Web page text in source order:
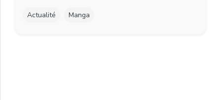
Actualité Manga